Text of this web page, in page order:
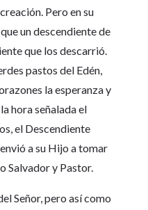
Pero en su
un descendiente de
que los descarrió.
pastos del Edén,
la esperanza y
hora señalada el
el Descendiente
a su Hijo a tomar
Salvador y Pastor.
Señor, pero así como